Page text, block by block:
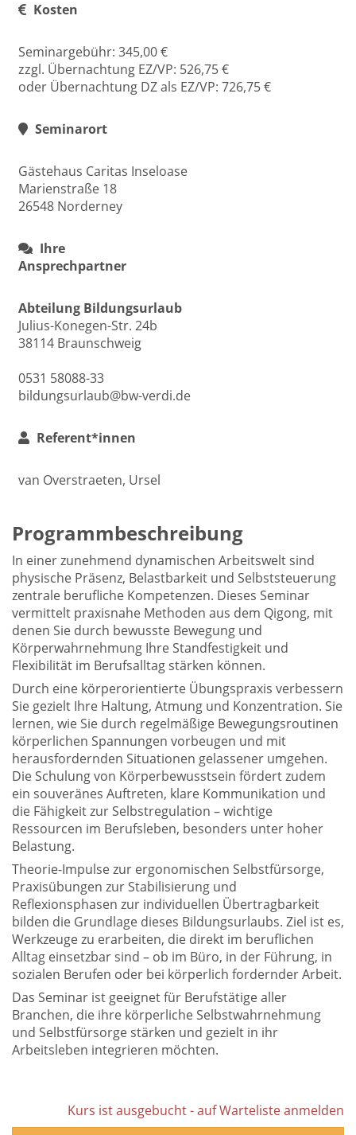
Kosten
Seminargebühr: 345,00 €
zzgl. Übernachtung EZ/VP: 526,75 €
oder Übernachtung DZ als EZ/VP: 726,75 €
Seminarort
Gästehaus Caritas Inseloase
Marienstraße 18
26548 Norderney
Ihre
Ansprechpartner
Abteilung Bildungsurlaub
Julius-Konegen-Str. 24b
38114 Braunschweig
0531 58088-33
bildungsurlaub@bw-verdi.de
Referent*innen
van Overstraeten, Ursel
Programmbeschreibung
In einer zunehmend dynamischen Arbeitswelt sind
physische Präsenz, Belastbarkeit und Selbststeuerung
zentrale berufliche Kompetenzen. Dieses Seminar
vermittelt praxisnahe Methoden aus dem Qigong, mit
denen Sie durch bewusste Bewegung und
Körperwahrnehmung Ihre Standfestigkeit und
Flexibilität im Berufsalltag stärken können.
Durch eine körperorientierte Übungspraxis verbessern
Sie gezielt Ihre Haltung, Atmung und Konzentration. Sie
lernen, wie Sie durch regelmäßige Bewegungsroutinen
körperlichen Spannungen vorbeugen und mit
herausfordernden Situationen gelassener umgehen.
Die Schulung von Körperbewusstsein fördert zudem
ein souveränes Auftreten, klare Kommunikation und
die Fähigkeit zur Selbstregulation – wichtige
Ressourcen im Berufsleben, besonders unter hoher
Belastung.
Theorie-Impulse zur ergonomischen Selbstfürsorge,
Praxisübungen zur Stabilisierung und
Reflexionsphasen zur individuellen Übertragbarkeit
bilden die Grundlage dieses Bildungsurlaubs. Ziel ist es,
Werkzeuge zu erarbeiten, die direkt im beruflichen
Alltag einsetzbar sind – ob im Büro, in der Führung, in
sozialen Berufen oder bei körperlich fordernder Arbeit.
Das Seminar ist geeignet für Berufstätige aller
Branchen, die ihre körperliche Selbstwahrnehmung
und Selbstfürsorge stärken und gezielt in ihr
Arbeitsleben integrieren möchten.
Kurs ist ausgebucht - auf Warteliste anmelden